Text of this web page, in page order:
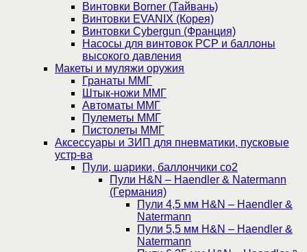
Винтовки Borner (Тайвань)
Винтовки EVANIX (Корея)
Винтовки Cybergun (Франция)
Насосы для винтовок PCP и баллоны
высокого давления
Макеты и муляжи оружия
Гранаты ММГ
Штык-ножи ММГ
Автоматы ММГ
Пулеметы ММГ
Пистолеты ММГ
Аксессуары и ЗИП для пневматики, пусковые
устр-ва
Пули, шарики, баллончики со2
Пули H&N – Haendler & Natermann
(Германия)
Пули 4,5 мм H&N – Haendler &
Natermann
Пули 5,5 мм H&N – Haendler &
Natermann